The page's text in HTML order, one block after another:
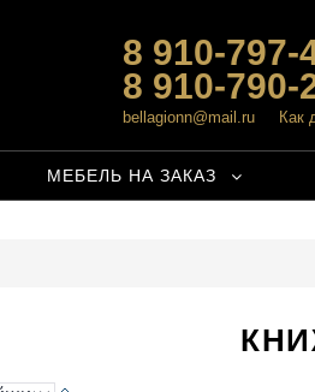
8 910-797-
8 910-790-
bellagionn@mail.ru Как
МЕБЕЛЬ НА ЗАКАЗ